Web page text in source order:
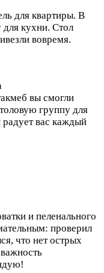
для квартиры. В
кухни. Стол
вовремя.
вы смогли
группу для
вас каждый
и пеленального
проверил
что нет острых